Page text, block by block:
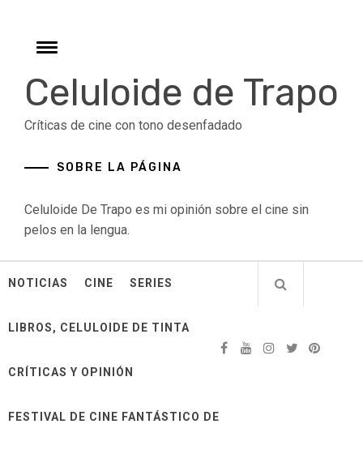
contentToggle
Celuloide de Trapo
Críticas de cine con tono desenfadado
SOBRE LA PÁGINA
Celuloide De Trapo es mi opinión sobre el cine sin
pelos en la lengua.
NOTICIAS CINE SERIES
LIBROS, CELULOIDE DE TINTA
CRÍTICAS Y OPINIÓN
FESTIVAL DE CINE FANTÁSTICO DE